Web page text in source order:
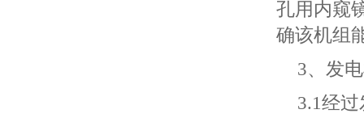
孔用内窥
确该机组
3、发
3.1经